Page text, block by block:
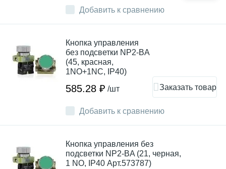
Добавить к сравнению
Добавить к сравнению
Кнопка управления
без подсветки NP2-BA
(45, красная,
1NO+1NC, IP40)
585.28 ₽ /шт Заказать товар
Кнопка управления без
подсветки NP2-BA (21, черная,
1 NO, IP40 Арт.573787)